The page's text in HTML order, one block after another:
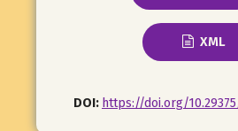
XML
DOI: https://doi.org/